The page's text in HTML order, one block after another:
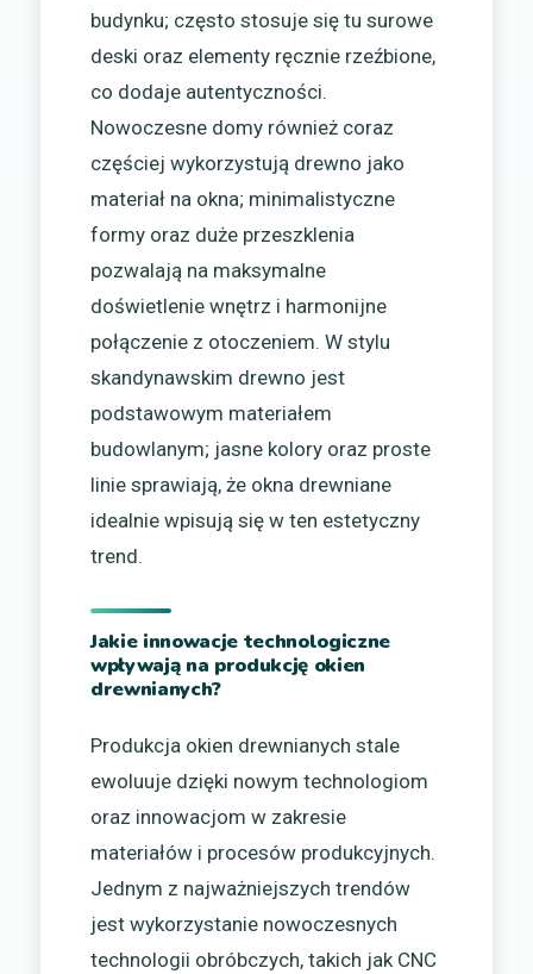
budynku; często stosuje się tu surowe
deski oraz elementy ręcznie rzeźbione,
co dodaje autentyczności.
Nowoczesne domy również coraz
częściej wykorzystują drewno jako
materiał na okna; minimalistyczne
formy oraz duże przeszklenia
pozwalają na maksymalne
doświetlenie wnętrz i harmonijne
połączenie z otoczeniem. W stylu
skandynawskim drewno jest
podstawowym materiałem
budowlanym; jasne kolory oraz proste
linie sprawiają, że okna drewniane
idealnie wpisują się w ten estetyczny
trend.
Jakie innowacje technologiczne
wpływają na produkcję okien
drewnianych?
Produkcja okien drewnianych stale
ewoluuje dzięki nowym technologiom
oraz innowacjom w zakresie
materiałów i procesów produkcyjnych.
Jednym z najważniejszych trendów
jest wykorzystanie nowoczesnych
technologii obróbczych, takich jak CNC